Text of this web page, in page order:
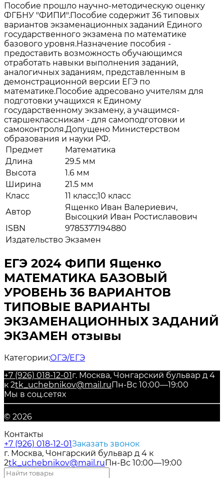
Пособие прошло научно-методическую оценку
ФГБНУ "ФИПИ".Пособие содержит 36 типовых
вариантов экзаменационных заданий Единого
государственного экзамена по математике
базового уровня.Назначение пособия -
предоставить возможность обучающимся
отработать навыки выполнения заданий,
аналогичных заданиям, представленным в
демонстрационной версии ЕГЭ по
математике.Пособие адресовано учителям для
подготовки учащихся к Единому
государственному экзамену, а учащимся-
старшеклассникам - для самоподготовки и
самоконтроля.Допущено Министерством
образования и науки РФ.
Предмет
Математика
Длина
29.5 мм
Высота
1.6 мм
Ширина
21.5 мм
Класс
11 класс;10 класс
Автор
Ященко Иван Валериевич,
Высоцкий Иван Ростиславович
ISBN
9785377194880
Издательство Экзамен
ЕГЭ 2024 ФИПИ Ященко
МАТЕМАТИКА БАЗОВЫЙ
УРОВЕНЬ 36 ВАРИАНТОВ
ТИПОВЫЕ ВАРИАНТЫ
ЭКЗАМЕНАЦИОННЫХ ЗАДАНИЙ
ЭКЗАМЕН отзывы
Категории:ОГЭ/ЕГЭ
+7 (926) 018-12-01г. Москва, Чонгарский бульвар д 4
к 2tk_uchebnikov@mail.ruПн-Вс 10:00—19:00
Мы в соц.сетях
© 2026
Контакты
+7 (926) 018-12-01Заказать звонок
г. Москва, Чонгарский бульвар д 4 к
2tk_uchebnikov@mail.ruПн-Вс 10:00—19:00